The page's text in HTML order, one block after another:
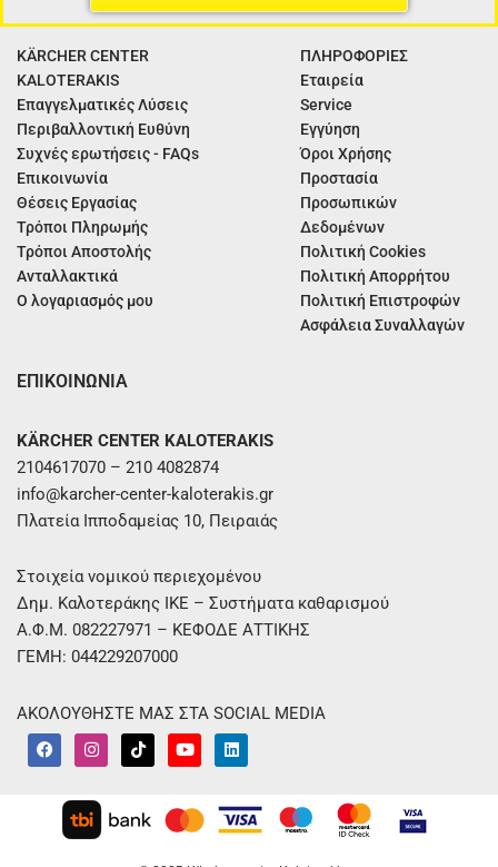
KÄRCHER CENTER
KALOTERAKIS
Επαγγελματικές Λύσεις
Περιβαλλοντική Ευθύνη
Συχνές ερωτήσεις - FAQs
Επικοινωνία
Θέσεις Εργασίας
Τρόποι Πληρωμής
Τρόποι Αποστολής
Ανταλλακτικά
Ο λογαριασμός μου
ΠΛΗΡΟΦΟΡΙΕΣ
Εταιρεία
Service
Εγγύηση
Όροι Χρήσης
Προστασία
Προσωπικών
Δεδομένων
Πολιτική Cookies
Πολιτική Απορρήτου
Πολιτική Επιστροφών
Ασφάλεια Συναλλαγών
ΕΠΙΚΟΙΝΩΝΙΑ
KÄRCHER CENTER KALOTERAKIS
2104617070 – 210 4082874
info@karcher-center-kaloterakis.gr
Πλατεία Ιπποδαμείας 10, Πειραιάς
Στοιχεία νομικού περιεχομένου
Δημ. Καλοτεράκης ΙΚΕ – Συστήματα καθαρισμού
Α.Φ.Μ. 082227971 – ΚΕΦΟΔΕ ΑΤΤΙΚΗΣ
ΓΕΜΗ: 044229207000
ΑΚΟΛΟΥΘΗΣΤΕ ΜΑΣ ΣΤΑ SOCIAL MEDIA
F
a
c
I
n
s
a
g
r
T
i
k
k
Y
o
u
u
b
L
i
n
e
d
i